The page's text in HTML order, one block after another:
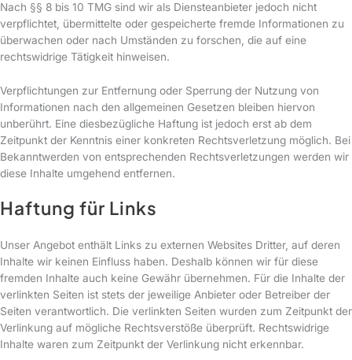
Nach §§ 8 bis 10 TMG sind wir als Diensteanbieter jedoch nicht
verpflichtet, übermittelte oder gespeicherte fremde Informationen zu
überwachen oder nach Umständen zu forschen, die auf eine
rechtswidrige Tätigkeit hinweisen.
Verpflichtungen zur Entfernung oder Sperrung der Nutzung von
Informationen nach den allgemeinen Gesetzen bleiben hiervon
unberührt. Eine diesbezügliche Haftung ist jedoch erst ab dem
Zeitpunkt der Kenntnis einer konkreten Rechtsverletzung möglich. Bei
Bekanntwerden von entsprechenden Rechtsverletzungen werden wir
diese Inhalte umgehend entfernen.
Haftung für Links
Unser Angebot enthält Links zu externen Websites Dritter, auf deren
Inhalte wir keinen Einfluss haben. Deshalb können wir für diese
fremden Inhalte auch keine Gewähr übernehmen. Für die Inhalte der
verlinkten Seiten ist stets der jeweilige Anbieter oder Betreiber der
Seiten verantwortlich. Die verlinkten Seiten wurden zum Zeitpunkt der
Verlinkung auf mögliche Rechtsverstöße überprüft. Rechtswidrige
Inhalte waren zum Zeitpunkt der Verlinkung nicht erkennbar.